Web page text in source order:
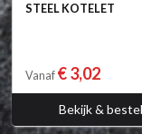
STEEL KOTELET
Vanaf € 3,02
Bekijk & bestel